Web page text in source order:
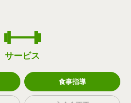
サービス
食事指導